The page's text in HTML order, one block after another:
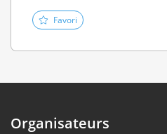
Favori
Organisateurs